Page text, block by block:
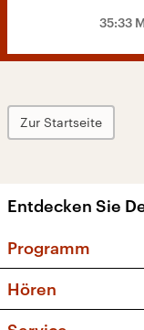
35:33
Zur Startseite
Entdecken Sie
Programm
Hören